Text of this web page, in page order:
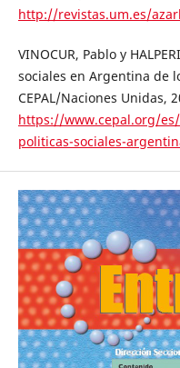
http://revistas.um.es/
VINOCUR, Pablo y
sociales en Argentina de
CEPAL/Naciones Unidas,
https://www.cepal.org/
politicas-sociales-